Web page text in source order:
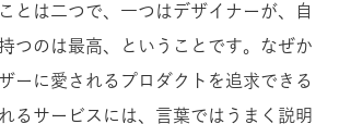
とは二つで、一つはデザイナーが、自
つのは最高、ということです。なぜか
ーに愛されるプロダクトを追求できる
るサービスには、言葉ではうまく説明